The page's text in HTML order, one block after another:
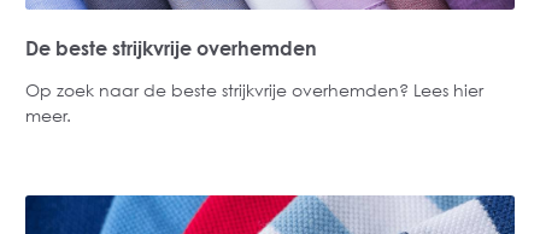
De beste strijkvrije overhemden
Op zoek naar de beste strijkvrije overhemden? Lees hier
meer.